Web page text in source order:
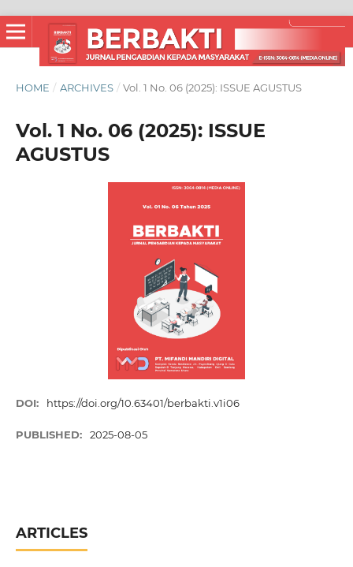
HOME / ARCHIVES / Vol. 1 No. 06 (2025): ISSUE AGUSTUS
Vol. 1 No. 06 (2025): ISSUE
AGUSTUS
DOI: https://doi.org/10.63401/berbakti.v1i06
PUBLISHED: 2025-08-05
ARTICLES